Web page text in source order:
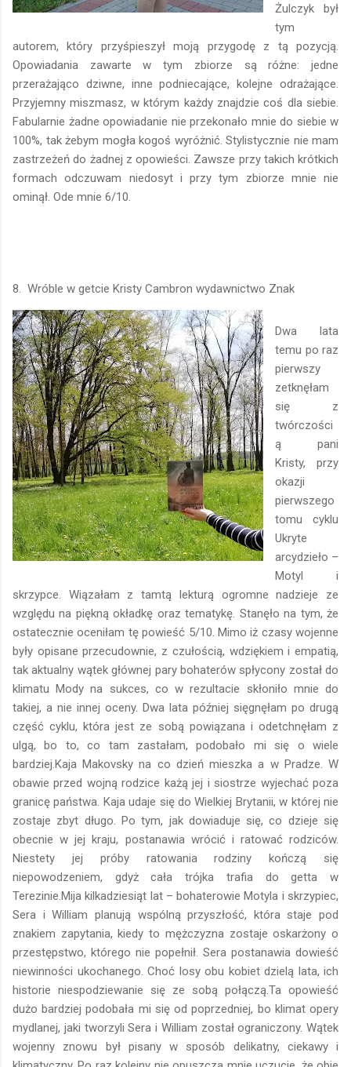
Żulczyk był
tym
autorem, który przyśpieszył moją przygodę z tą pozycją.
Opowiadania zawarte w tym zbiorze są różne: jedne
przerażająco dziwne, inne podniecające, kolejne odrażające.
Przyjemny miszmasz, w którym każdy znajdzie coś dla siebie.
Fabularnie żadne opowiadanie nie przekonało mnie do siebie w
100%, tak żebym mogła kogoś wyróżnić. Stylistycznie nie mam
zastrzeżeń do żadnej z opowieści. Zawsze przy takich krótkich
formach odczuwam niedosyt i przy tym zbiorze mnie nie
ominął. Ode mnie 6/10.
8. Wróble w getcie Kristy Cambron wydawnictwo Znak
Dwa lata
temu po raz
pierwszy
zetknęłam
się z
twórczości
ą pani
Kristy, przy
okazji
pierwszego
tomu cyklu
Ukryte
arcydzieło –
Motyl i
skrzypce. Wiązałam z tamtą lekturą ogromne nadzieje ze
względu na piękną okładkę oraz tematykę. Stanęło na tym, że
ostatecznie oceniłam tę powieść 5/10. Mimo iż czasy wojenne
były opisane przecudownie, z czułością, wdziękiem i empatią,
tak aktualny wątek głównej pary bohaterów spłycony został do
klimatu Mody na sukces, co w rezultacie skłoniło mnie do
takiej, a nie innej oceny. Dwa lata później sięgnęłam po drugą
część cyklu, która jest ze sobą powiązana i odetchnęłam z
ulgą, bo to, co tam zastałam, podobało mi się o wiele
bardziej.Kaja Makovsky na co dzień mieszka a w Pradze. W
obawie przed wojną rodzice każą jej i siostrze wyjechać poza
granicę państwa. Kaja udaje się do Wielkiej Brytanii, w której nie
zostaje zbyt długo. Po tym, jak dowiaduje się, co dzieje się
obecnie w jej kraju, postanawia wrócić i ratować rodziców.
Niestety jej próby ratowania rodziny kończą się
niepowodzeniem, gdyż cała trójka trafia do getta w
Terezinie.Mija kilkadziesiąt lat – bohaterowie Motyla i skrzypiec,
Sera i William planują wspólną przyszłość, która staje pod
znakiem zapytania, kiedy to mężczyzna zostaje oskarżony o
przestępstwo, którego nie popełnił. Sera postanawia dowieść
niewinności ukochanego. Choć losy obu kobiet dzielą lata, ich
historie niespodziewanie się ze sobą połączą.Ta opowieść
dużo bardziej podobała mi się od poprzedniej, bo klimat opery
mydlanej, jaki tworzyli Sera i William został ograniczony. Wątek
wojenny znowu był pisany w sposób delikatny, ciekawy i